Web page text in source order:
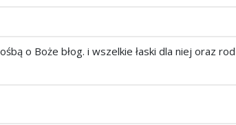
o Boże błog. i wszelkie łaski dla niej oraz